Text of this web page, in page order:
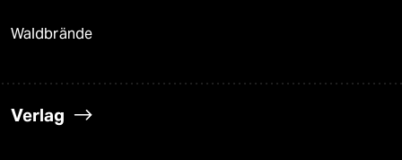
Waldbrände
Verlag